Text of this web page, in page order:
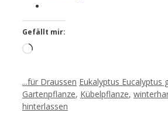
Gefällt mir:
Loading…
Kategorien
...für Draussen Schlagwörter
Eukalyptus Eucalyptus
Gartenpflanze, Kübelpflanze,
hinterlassen